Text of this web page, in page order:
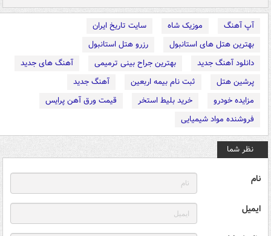
آپ آهنگ موزیک شاه
سایت تاریخ ایران
بهترین هتل های استانبول
رزرو هتل استانبول
دانلود آهنگ جدید
بهترین جراح بینی ترمیمی
آهنگ های جدید
پرشین هتل
ثبت نام بیمه اربعین
آهنگ جدید
مزایده خودرو
خرید بلیط استخر
قیمت ورق آهن پرایس
فروشنده مواد شیمیایی
نظر شما
نام
ایمیل